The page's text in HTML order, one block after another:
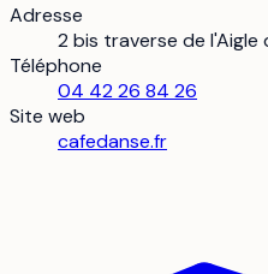
Adresse
2 bis traverse de l'Aigle
Téléphone
04 42 26 84 26
Site web
cafedanse.fr